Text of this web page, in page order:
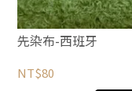
先染布-西班牙
NT$80